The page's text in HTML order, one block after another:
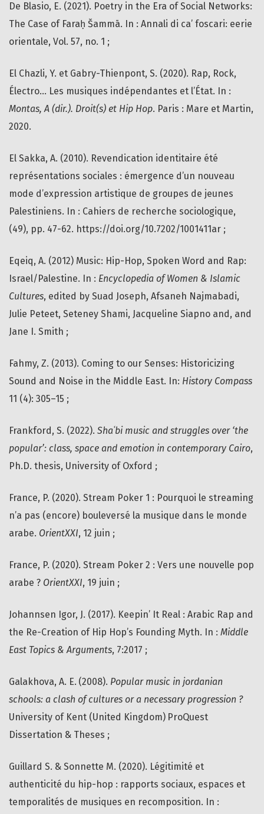
De Blasio, E. (2021). Poetry in the Era of Social Networks:
The Case of Faraḥ Šammā. In : Annali di ca’ foscari: eerie
orientale, Vol. 57, no. 1 ;
El Chazli, Y. et Gabry-Thienpont, S. (2020). Rap, Rock,
Électro... Les musiques indépendantes et l’État. In :
Montas, A (dir.). Droit(s) et Hip Hop. Paris : Mare et Martin,
2020.
El Sakka, A. (2010). Revendication identitaire été
représentations sociales : émergence d’un nouveau
mode d’expression artistique de groupes de jeunes
Palestiniens. In : Cahiers de recherche sociologique,
(49), pp. 47-62. https://doi.org/10.7202/1001411ar ;
Eqeiq, A. (2012) Music: Hip-Hop, Spoken Word and Rap:
Israel/Palestine. In : Encyclopedia of Women & Islamic
Cultures, edited by Suad Joseph, Afsaneh Najmabadi,
Julie Peteet, Seteney Shami, Jacqueline Siapno and, and
Jane I. Smith ;
Fahmy, Z. (2013). Coming to our Senses: Historicizing
Sound and Noise in the Middle East. In: History Compass
11 (4): 305–15 ;
Frankford, S. (2022). Shaʿbi music and struggles over ‘the
popular’: class, space and emotion in contemporary Cairo,
Ph.D. thesis, University of Oxford ;
France, P. (2020). Stream Poker 1 : Pourquoi le streaming
n’a pas (encore) bouleversé la musique dans le monde
arabe. OrientXXI, 12 juin ;
France, P. (2020). Stream Poker 2 : Vers une nouvelle pop
arabe ? OrientXXI, 19 juin ;
Johannsen Igor, J. (2017). Keepin’ It Real : Arabic Rap and
the Re-Creation of Hip Hop’s Founding Myth. In : Middle
East Topics & Arguments, 7:2017 ;
Galakhova, A. E. (2008). Popular music in jordanian
schools: a clash of cultures or a necessary progression ?
University of Kent (United Kingdom) ProQuest
Dissertation & Theses ;
Guillard S. & Sonnette M. (2020). Légitimité et
authenticité du hip-hop : rapports sociaux, espaces et
temporalités de musiques en recomposition. In :